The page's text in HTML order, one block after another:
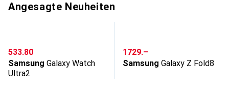
Angesagte Neuheiten
CHF
533.80
Samsung Galaxy Watch
Ultra2
CHF
1729.–
Samsung Galaxy Z Fold8